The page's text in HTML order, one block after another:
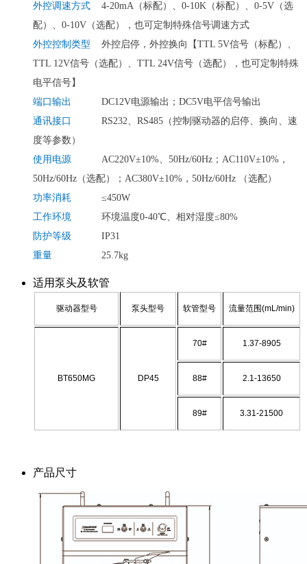
外控调速方式
4-20mA（标配）、0-10K（标配）、 0-5V（选
配）、0-10V（选配）
，也可定制特殊信号调速方式
外控控制类型 外控启停，外控换向【TTL 5V信号（标配）、
TTL 12V信号（选配）、TTL 24V信号（选配），也可定制特殊
电平信号】
端口输出
DC12V电源输出；DC5V电平信号输出
通讯接口
RS232、RS485（控制驱动器的启停、换向、速
度等参数）
使用电源 AC220V±10%、50Hz/60Hz；AC110V±10%，
50Hz/60Hz（选配）；AC380V±10%，50Hz/60Hz （选配）
功率消耗 ≤450W
工作环境 环境温度0-40℃、相对湿度≤80%
防护等级 IP31
重量 25.7kg
适用泵头及软管
驱动器型号 泵头型号 软管型号 流量范围(mL/min)
BT650MG DP45
70# 1.37-8905
88# 2.1-13650
89# 3.31-21500
产品尺寸